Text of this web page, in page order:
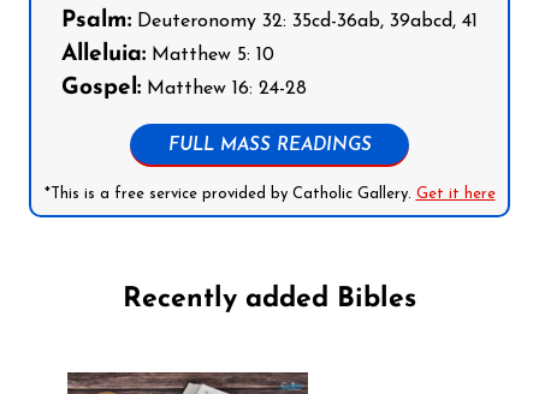
Psalm: Deuteronomy 32: 35cd-36ab, 39abcd, 41
Alleluia: Matthew 5: 10
Gospel: Matthew 16: 24-28
FULL MASS READINGS
*This is a free service provided by Catholic Gallery. Get it here
Recently added Bibles